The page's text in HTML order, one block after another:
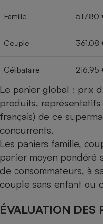
Famille 517,80
Couple 361,08
Célibataire 216,95
Le panier global : prix
produits,
français) de ce
concurrents.
Les paniers famille,
panier moyen pondéré
de consommateurs, à
couple sans enfant ou
ÉVALUATION DES